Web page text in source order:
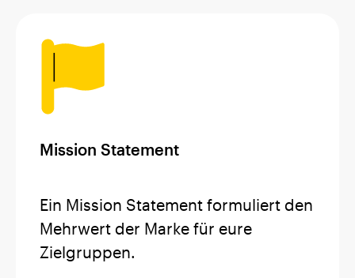
Mission Statement
Ein Mission Statement formuliert den
Mehrwert der Marke für eure
Zielgruppen.